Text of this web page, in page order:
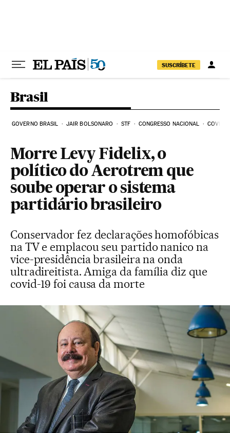
SUSCRÍBETE
Brasil
GOVERNO BRASIL JAIR BOLSONARO STF CONGRESSO NACIONAL COVID-
Morre Levy Fidelix, o
político do Aerotrem que
soube operar o sistema
partidário brasileiro
Conservador fez declarações homofóbicas
na TV e emplacou seu partido nanico na
vice-presidência brasileira na onda
ultradireitista. Amiga da família diz que
covid-19 foi causa da morte